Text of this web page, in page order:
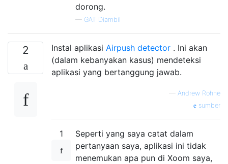
dorong.
— GAT Diambil
2 Instal aplikasi Airpush detector . Ini akan
(dalam kebanyakan kasus) mendeteksi
aplikasi yang bertanggung jawab.
— Andrew Rohne
sumber
1
Seperti yang saya catat dalam
pertanyaan saya, aplikasi ini tidak
menemukan apa pun di Xoom saya,